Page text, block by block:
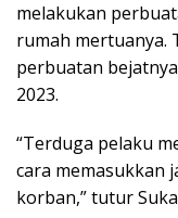
melakukan
rumah mertuanya.
perbuatan
2023.
“Terduga pelaku
cara memasukkan
korban,” tutur